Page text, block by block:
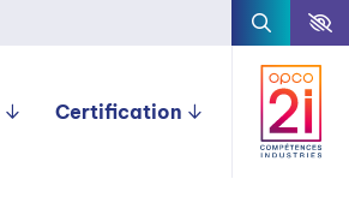
Certification